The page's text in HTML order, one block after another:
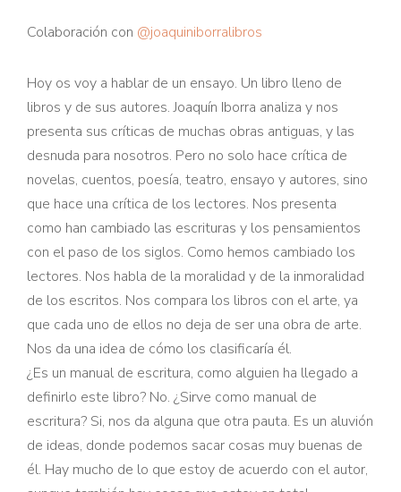
Colaboración con @joaquiniborralibros
Hoy os voy a hablar de un ensayo. Un libro lleno de
libros y de sus autores. Joaquín Iborra analiza y nos
presenta sus críticas de muchas obras antiguas, y las
desnuda para nosotros. Pero no solo hace crítica de
novelas, cuentos, poesía, teatro, ensayo y autores, sino
que hace una crítica de los lectores. Nos presenta
como han cambiado las escrituras y los pensamientos
con el paso de los siglos. Como hemos cambiado los
lectores. Nos habla de la moralidad y de la inmoralidad
de los escritos. Nos compara los libros con el arte, ya
que cada uno de ellos no deja de ser una obra de arte.
Nos da una idea de cómo los clasificaría él.
¿Es un manual de escritura, como alguien ha llegado a
definirlo este libro? No. ¿Sirve como manual de
escritura? Si, nos da alguna que otra pauta. Es un aluvión
de ideas, donde podemos sacar cosas muy buenas de
él. Hay mucho de lo que estoy de acuerdo con el autor,